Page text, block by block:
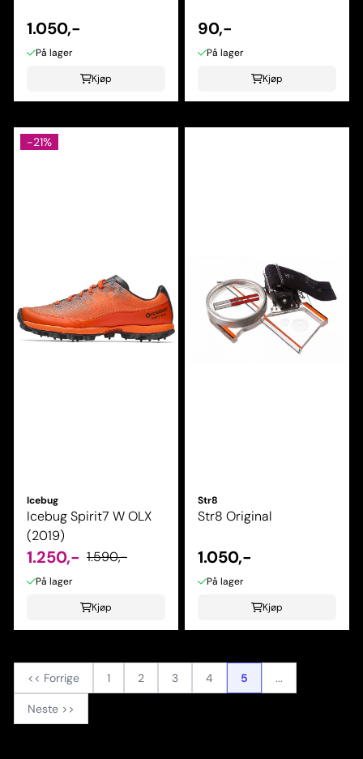
1.050,-
På lager
Kjøp
90,-
På lager
Kjøp
-21%
Icebug
Icebug Spirit7 W OLX
(2019)
1.250,- 1.590,-
På lager
Kjøp
Str8
Str8 Original
1.050,-
På lager
Kjøp
<< Forrige 1 2 3 4 5 ...
Neste >>